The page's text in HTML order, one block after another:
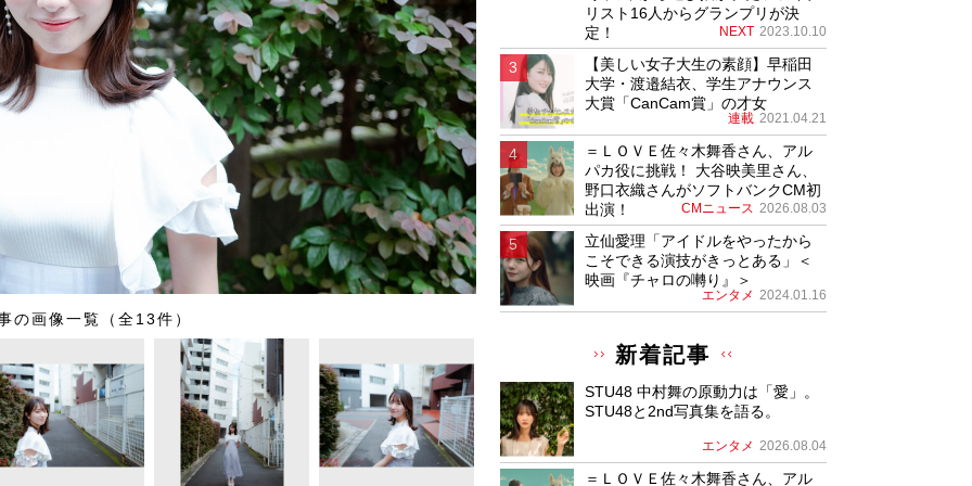
の画像一覧（全13件）
リスト16人からグランプリが決
定！
NEXT 2023.10.10
【美しい女子大生の素顔】早稲田
大学・渡邉結衣、学生アナウンス
大賞「CanCam賞」の才女
連載 2021.04.21
＝ＬＯＶＥ佐々木舞香さん、アル
パカ役に挑戦！ 大谷映美里さん、
野口衣織さんがソフトバンクCM初
出演！
CMニュース 2026.08.03
立仙愛理「アイドルをやったから
こそできる演技がきっとある」＜
映画『チャロの囀り』＞
エンタメ 2024.01.16
新着記事
STU48 中村舞の原動力は「愛」。
STU48と2nd写真集を語る。
エンタメ 2026.08.04
＝ＬＯＶＥ佐々木舞香さん、アル